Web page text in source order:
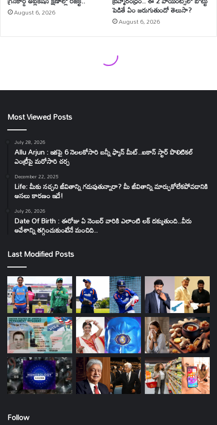
Most Viewed Posts
July 28, 2026
Allu Arjun : ఇకపై 6 నెలలకోసారి బన్నీ ఫ్యాన్ మీట్..ఐకాన్ స్టార్ పొలిటికల్
ఎంట్రీపై మరోసారి చర్చ
December 22, 2025
Life: మీకు నచ్చని జీవితాన్ని గడుపుతున్నారా? మీ జీవితాన్ని మార్చుకోలేకపోవడానికి
అసలు కారణం ఇదే!
July 26, 2026
Date Of Birth : ఈరోజు ఏ నెంబర్ వారికి ఎలాంటి లక్ దక్కుతుంది..వీరు
ఆవేశాన్ని తగ్గించుకుంటేనే మంచిది..
Last Modified Posts
Follow